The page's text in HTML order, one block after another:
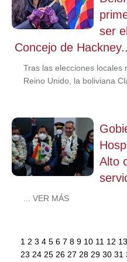
ser
Concejo de
Tras las elecciones locales
Reino Unido, la boliviana
Alto
... VER MÁS
1 2 3 4 5 6 7 8 9 10 11 12 13
23 24 25 26 27 28 29 30 31